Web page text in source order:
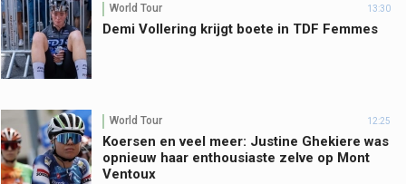
World Tour 13:30
Demi Vollering krijgt boete in TDF Femmes
World Tour 12:25
Koersen en veel meer: Justine Ghekiere was
opnieuw haar enthousiaste zelve op Mont
Ventoux